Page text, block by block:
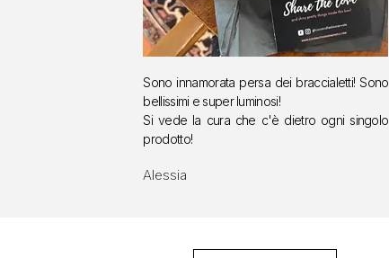
Sono innamorata persa dei braccialetti!Sono
bellissimi e super luminosi!
Si vede la cura che c'è dietro ogni singolo
prodotto!
Alessia